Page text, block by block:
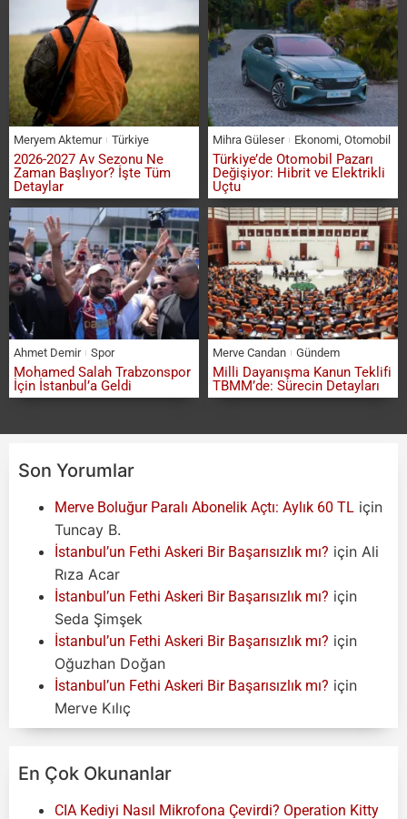
Meryem Aktemur Türkiye
2026-2027 Av Sezonu Ne
Zaman Başlıyor? İşte Tüm
Detaylar
Mihra Güleser Ekonomi, Otomobil
Türkiye’de Otomobil Pazarı
Değişiyor: Hibrit ve Elektrikli
Uçtu
Ahmet Demir Spor
Mohamed Salah Trabzonspor
İçin İstanbul’a Geldi
Merve Candan Gündem
Milli Dayanışma Kanun Teklifi
TBMM’de: Sürecin Detayları
Son Yorumlar
Merve Boluğur Paralı Abonelik Açtı: Aylık 60 TL için
Tuncay B.
İstanbul’un Fethi Askeri Bir Başarısızlık mı? için Ali
Rıza Acar
İstanbul’un Fethi Askeri Bir Başarısızlık mı? için
Seda Şimşek
İstanbul’un Fethi Askeri Bir Başarısızlık mı? için
Oğuzhan Doğan
İstanbul’un Fethi Askeri Bir Başarısızlık mı? için
Merve Kılıç
En Çok Okunanlar
CIA Kediyi Nasıl Mikrofona Çevirdi? Operation Kitty